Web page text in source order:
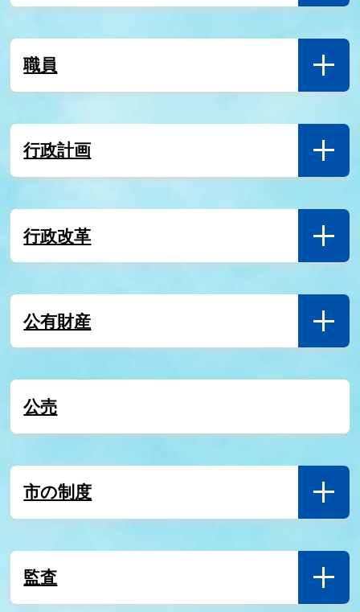
職員
行政計画
行政改革
公有財産
公売
市の制度
監査